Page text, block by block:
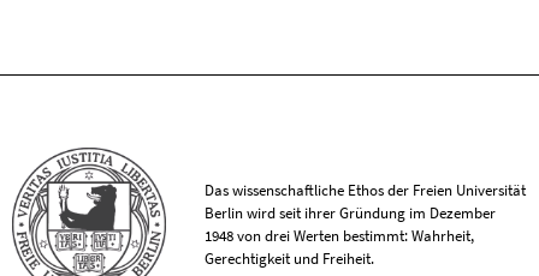
Das wissenschaftliche Ethos der Freien Universität
Berlin wird seit ihrer Gründung im Dezember
1948 von drei Werten bestimmt: Wahrheit,
Gerechtigkeit und Freiheit.